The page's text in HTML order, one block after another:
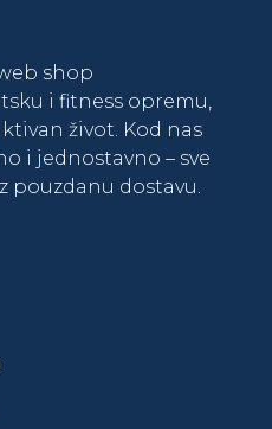
shop
i fitness opremu,
život. Kod nas
i jednostavno – sve
pouzdanu dostavu.